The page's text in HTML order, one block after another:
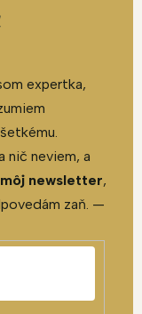
expertka,
nič neviem, a
newsletter,
zaň. —